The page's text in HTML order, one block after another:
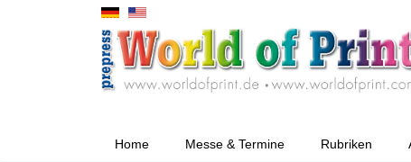
Home Messe & Termine Rubriken